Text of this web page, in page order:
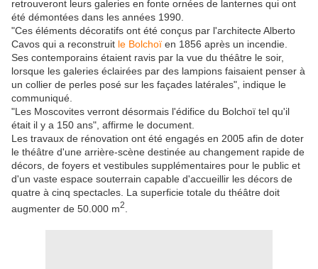
retrouveront leurs galeries en fonte ornées de lanternes qui ont
été démontées dans les années 1990.
"Ces éléments décoratifs ont été conçus par l'architecte Alberto
Cavos qui a reconstruit le Bolchoï en 1856 après un incendie.
Ses contemporains étaient ravis par la vue du théâtre le soir,
lorsque les galeries éclairées par des lampions faisaient penser à
un collier de perles posé sur les façades latérales", indique le
communiqué.
"Les Moscovites verront désormais l'édifice du Bolchoï tel qu'il
était il y a 150 ans", affirme le document.
Les travaux de rénovation ont été engagés en 2005 afin de doter
le théâtre d'une arrière-scène destinée au changement rapide de
décors, de foyers et vestibules supplémentaires pour le public et
d'un vaste espace souterrain capable d'accueillir les décors de
quatre à cinq spectacles. La superficie totale du théâtre doit
augmenter de 50.000 m2